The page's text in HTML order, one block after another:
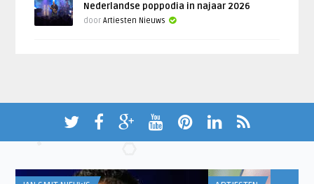
Nederlandse poppodia in najaar 2026
doorArtiesten Nieuws